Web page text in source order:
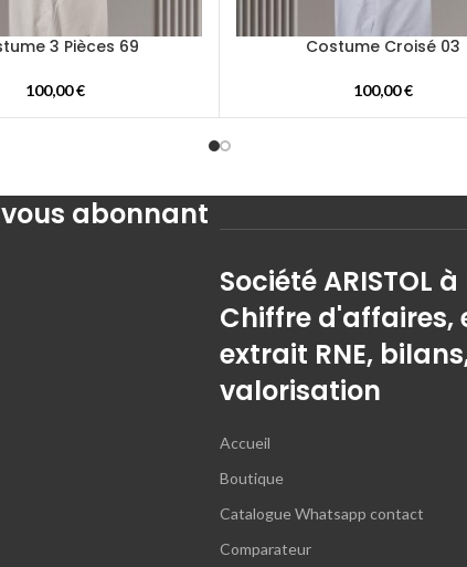
3 Pièces 69
100,00€
Costume Croisé 03
100,00€
vous abonnant
Société ARISTOL
Chiffre d'affaires,
extrait RNE,
valorisation
Accueil
Boutique
Catalogue Whatsapp contact
Comparateur